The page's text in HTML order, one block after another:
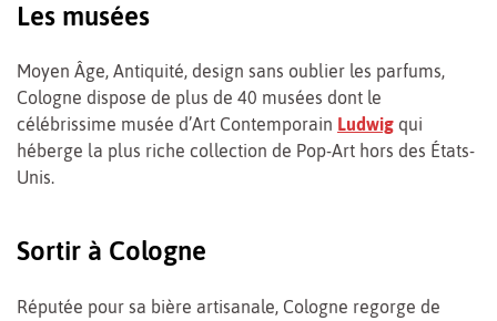
Les musées
Moyen Âge, Antiquité, design sans oublier les parfums,
Cologne dispose de plus de 40 musées dont le
célébrissime musée d’Art Contemporain Ludwig qui
héberge la plus riche collection de Pop-Art hors des États-
Unis.
Sortir à Cologne
Réputée pour sa bière artisanale, Cologne regorge de